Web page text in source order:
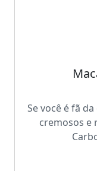
Se você é fã
cremosos e